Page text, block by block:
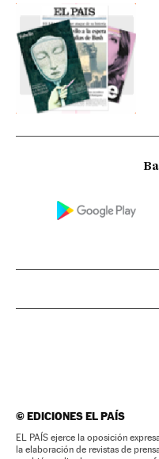
©EDICIONES EL PAÍS
EL PAÍS ejerce la oposición
la elaboración de revistas de